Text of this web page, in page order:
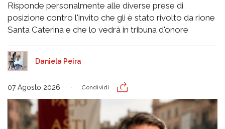
Risponde personalmente alle diverse prese di
posizione contro l'invito che gli è stato rivolto da rione
Santa Caterina e che lo vedrà in tribuna d'onore
Daniela Peira
07 Agosto 2026 Condividi